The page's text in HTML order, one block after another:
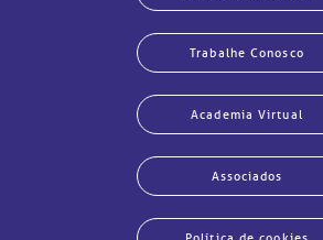
Trabalhe Conosco
Academia Virtual
Associados